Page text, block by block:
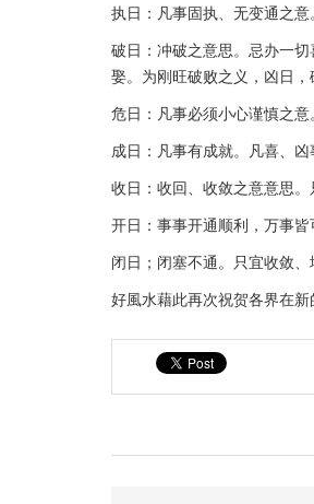
执日：凡事固执、无变通之
破日：冲破之意思。忌办一
娶。为刚旺破败之义，凶日，
危日：凡事必须小心谨慎之
成日：凡事有成就。凡喜、
收日：收回、收敛之意意思
开日：事事开通顺利，万事
闭日；闭塞不通。只宜收敛
好風水藉此再次祝贺各界在